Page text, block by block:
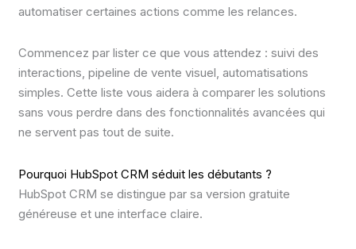
automatiser certaines actions comme les relances.
Commencez par lister ce que vous attendez : suivi des
interactions, pipeline de vente visuel, automatisations
simples. Cette liste vous aidera à comparer les solutions
sans vous perdre dans des fonctionnalités avancées qui
ne servent pas tout de suite.
Pourquoi HubSpot CRM séduit les débutants ?
HubSpot CRM se distingue par sa version gratuite
généreuse et une interface claire.